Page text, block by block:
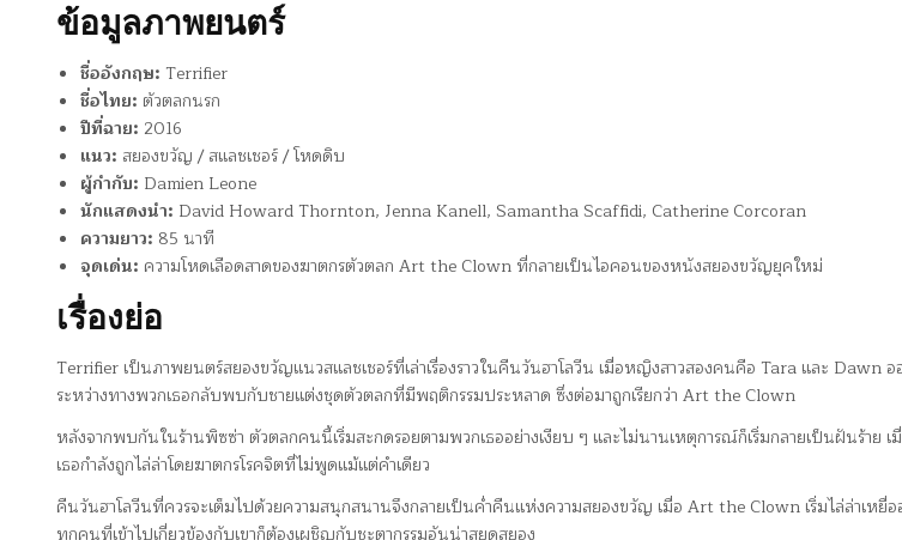
ข้อมูลภาพยนตร์
ชื่ออังกฤษ: Terrifier
ชื่อไทย: ตัวตลกนรก
ปีที่ฉาย: 2016
แนว: สยองขวัญ / สแลชเชอร์ / โหดดิบ
ผู้กำกับ: Damien Leone
นักแสดงนำ: David Howard Thornton, Jenna Kanell, Samantha Scaffidi, Catherine Corcoran
ความยาว: 85 นาที
จุดเด่น: ความโหดเลือดสาดของฆาตกรตัวตลก Art the Clown ที่กลายเป็นไอคอนของหนังสยองขวัญยุคใหม่
เรื่องย่อ
Terrifier เป็นภาพยนตร์สยองขวัญแนวสแลชเชอร์ที่เล่าเรื่องราวในคืนวันฮาโลวีน เมื่อหญิงสาวสองคนคือ Tara และ Dawn อ
ระหว่างทางพวกเธอกลับพบกับชายแต่งชุดตัวตลกที่มีพฤติกรรมประหลาด ซึ่งต่อมาถูกเรียกว่า Art the Clown
หลังจากพบกันในร้านพิซซ่า ตัวตลกคนนี้เริ่มสะกดรอยตามพวกเธออย่างเงียบ ๆ และไม่นานเหตุการณ์ก็เริ่มกลายเป็นฝันร้าย
เธอกำลังถูกไล่ล่าโดยฆาตกรโรคจิตที่ไม่พูดแม้แต่คำเดียว
คืนวันฮาโลวีนที่ควรจะเต็มไปด้วยความสนุกสนานจึงกลายเป็นค่ำคืนแห่งความสยองขวัญ เมื่อ Art the Clown เริ่มไล่ล่าเหยื่อ
ทุกคนที่เข้าไปเกี่ยวข้องกับเขาก็ต้องเผชิญกับชะตากรรมอันน่าสยดสยอง